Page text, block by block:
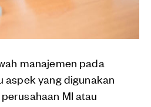
manajemen pada
aspek yang digunakan
MI atau